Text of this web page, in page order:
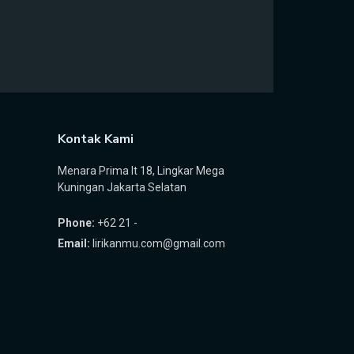
Kontak Kami
Menara Prima lt 18, Lingkar Mega
Kuningan Jakarta Selatan
Phone: +62 21 -
Email: lirikanmu.com@gmail.com